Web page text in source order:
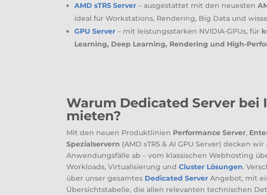
AMD sTR5 Server – ausgestattet mit den neuesten
ideal für Workstations, Rendering, Big Data und
GPU Server – mit leistungsstarken NVIDIA-GPUs, für
Learning, Deep Learning, Rendering und High-
Warum Dedicated Server bei
mieten?
Mit den neuen Produktlinien Performance Server,
Spezialservern (AMD sTR5 & AI GPU Server) decken
Anwendungsfälle ab – vom klassischen Webhosting
Workloads, Virtualisierung undCluster Lösungen.
über unser gesamtes Dedicated Server Angebot, mit
Übersichtstabelle, die allen relevanten technischen